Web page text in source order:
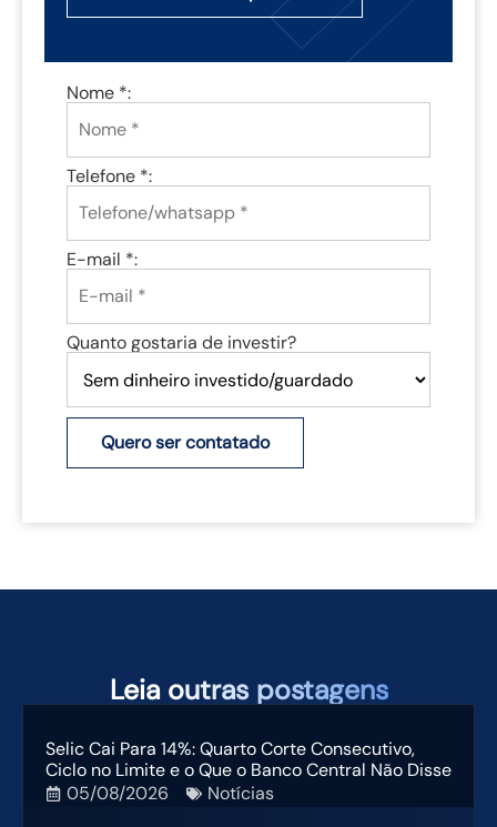
Nome *:
Telefone *:
E-mail *:
Quanto gostaria de investir?
Quero ser contatado
Leia outras postagens
Selic Cai Para 14%: Quarto Corte Consecutivo,
Ciclo no Limite e o Que o Banco Central Não Disse
05/08/2026
Notícias